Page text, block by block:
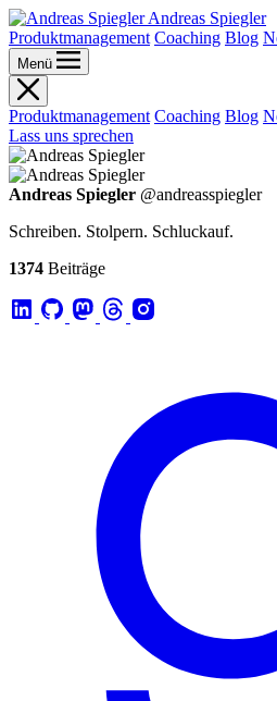
Andreas Spiegler
Produktmanagement Coaching Blog
Menü
Produktmanagement Coaching Blog
Lass uns sprechen
Andreas Spiegler @andreasspiegler
Schreiben. Stolpern. Schluckauf.
1374 Beiträge